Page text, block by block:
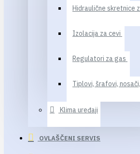
Hidraulične skretnice
Izolacija za cevi
Regulatori za gas
Tiplovi, šrafovi,
Klima uređaji
OVLAŠČENI SERVIS